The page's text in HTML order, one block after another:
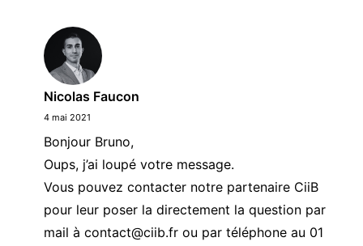
Nicolas Faucon
4 mai 2021
Bonjour Bruno,
Oups, j’ai loupé votre message.
Vous pouvez contacter notre partenaire CiiB
pour leur poser la directement la question par
mail à contact@ciib.fr ou par téléphone au 01